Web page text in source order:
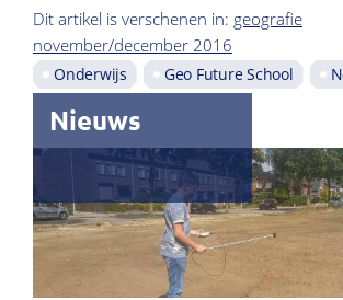
Dit artikel is verschenen in: geografie
november/december 2016
Onderwijs Geo Future School
Nieuws